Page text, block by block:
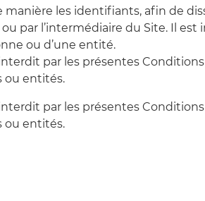
les identifiants, afin de
par l’intermédiaire du Site. Il
ou d’une entité.
par les présentes
ou entités.
par les présentes
ou entités.